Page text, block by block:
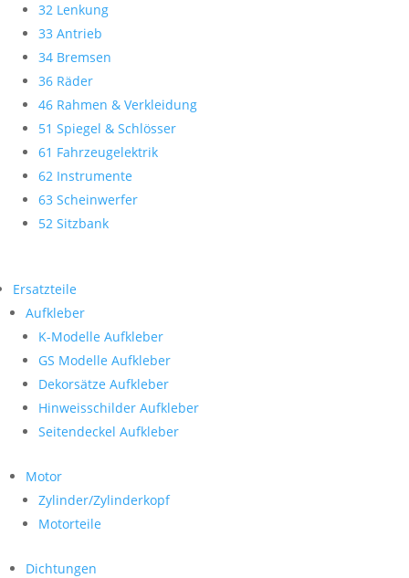
32 Lenkung
33 Antrieb
34 Bremsen
36 Räder
46 Rahmen & Verkleidung
51 Spiegel & Schlösser
61 Fahrzeugelektrik
62 Instrumente
63 Scheinwerfer
52 Sitzbank
Ersatzteile
Aufkleber
K-Modelle Aufkleber
GS Modelle Aufkleber
Dekorsätze Aufkleber
Hinweisschilder Aufkleber
Seitendeckel Aufkleber
Motor
Zylinder/Zylinderkopf
Motorteile
Dichtungen